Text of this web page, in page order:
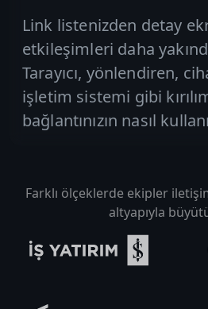
Link listenizden detay
etkileşimleri daha
Tarayıcı, yönlendiren,
işletim sistemi gibi
bağlantınızın nasıl
Farklı ölçeklerde ekipler
altyapıyla